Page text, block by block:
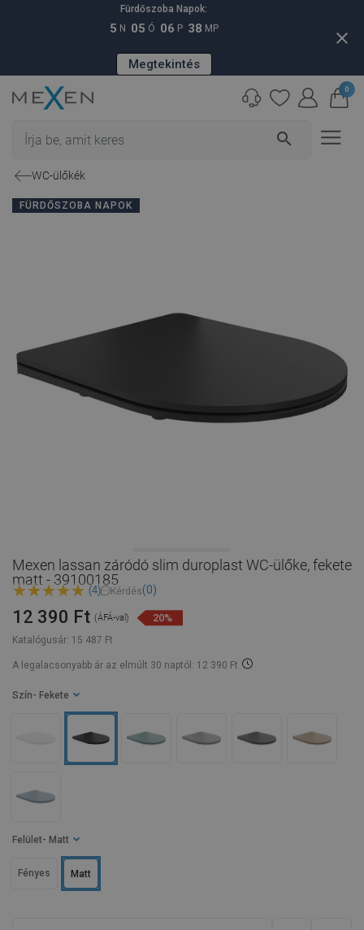
Fürdőszoba Napok:
5 N 05 Ó 06 P 37 MP
Megtekintés
close
search
0
WC-ülőkék
FÜRDŐSZOBA NAPOK
Mexen lassan záródó slim duroplast WC-ülőke, fekete
matt - 39100185
(4) Kérdés(0)
Katalógusár: 15 487 Ft
12 390 Ft (ÁFÁ-val) 20%
A legalacsonyabb ár az elmúlt 30 naptól: 12 390 Ft
Szín - Fekete
Felület - Matt
Matt
Fényes